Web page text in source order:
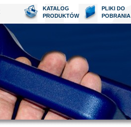
KATALOG
PRODUKTÓW
PLIKI DO
POBRANIA